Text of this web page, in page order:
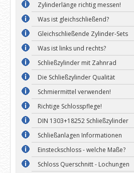
Zylinderlänge richtig messen!
Was ist gleichschließend?
Gleichschließende Zylinder-Sets
Was ist links und rechts?
Schließzylinder mit Zahnrad
Die Schließzylinder Qualität
Schmiermittel verwenden!
Richtige Schlosspflege!
DIN 1303+18252 Schließzylinder
Schließanlagen Informationen
Einsteckschloss - welche Maße?
Schloss Querschnitt - Lochungen